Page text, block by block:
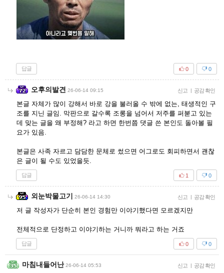
답글 0
0
오후의발견 26-06-14 09:15 신고 | 공감 확인
본글 자체가 많이 강해서 바로 강을 불러올 수 밖에 없는, 태생적인 구
조를 지닌 글임. 막판으로 갈수록 조롱을 넘어서 저주를 퍼붇고 있는
데 맞는 글을 왜 부정해? 라고 하면 한번쯤 댓글 쓴 본인도 돌아볼 필
요가 있음.
본글은 사족 자르고 담담한 문체로 썼으면 어그로도 회피하면서 괜찮
은 글이 될 수도 있었을듯.
답글 0
1
외눈박물고기 26-06-14 14:30 신고 | 공감 확인
저 글 작성자가 단순히 본인 경험만 이야기했다면 모르겠지만
전체적으로 단정하고 이야기하는 거니까 뭐라고 하는 거죠
답글 0
0
마침내들어난 26-06-14 05:53 신고 | 공감 확인